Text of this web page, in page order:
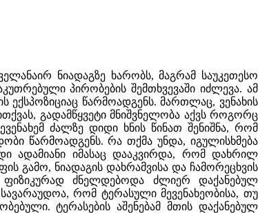
ნიადაგზე ხარობს, მაგრამ საუკეთესო
პირობების შემთხვევაში იძლევა. ამ
ექსპოზიციაც წარმოადგენს. მართლაც, ვენახის
გადამწყვეტი მნიშვნელობა აქვს როგორც
ძალზე დიდი ხნის წინათ შენიშნა, რომ
წარმოადგენს. რა თქმა უნდა, იგულისხმება
ადამიანი იმასაც დააკვირდა, რომ დახრილ
გამო, ნიადაგის დახრამვისა და ჩამორეცხვის
ფიზიკურად ძნელდებოდა ძლიერ დაქანებულ
რომ ტერასული მევენახეობისა, თუ
ტერასების აშენებამ მთის დაქანებულ